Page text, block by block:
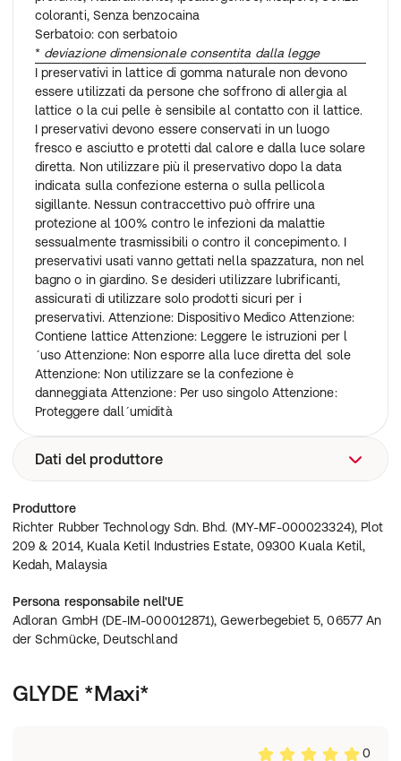
coloranti, Senza benzocaina
Serbatoio: con serbatoio
* deviazione dimensionale consentita dalla legge
I preservativi in ​​lattice di gomma naturale non devono
essere utilizzati da persone che soffrono di allergia al
lattice o la cui pelle è sensibile al contatto con il lattice.
I preservativi devono essere conservati in un luogo
fresco e asciutto e protetti dal calore e dalla luce solare
diretta. Non utilizzare più il preservativo dopo la data
indicata sulla confezione esterna o sulla pellicola
sigillante. Nessun contraccettivo può offrire una
protezione al 100% contro le infezioni da malattie
sessualmente trasmissibili o contro il concepimento. I
preservativi usati vanno gettati nella spazzatura, non nel
bagno o in giardino. Se desideri utilizzare lubrificanti,
assicurati di utilizzare solo prodotti sicuri per i
preservativi. Attenzione: Dispositivo Medico Attenzione:
Contiene lattice Attenzione: Leggere le istruzioni per l
´uso Attenzione: Non esporre alla luce diretta del sole
Attenzione: Non utilizzare se la confezione è
danneggiata Attenzione: Per uso singolo Attenzione:
Proteggere dall´umidità
Dati del produttore
Richter Rubber Technology Sdn. Bhd. (MY-MF-
000023324), Plot 209 & 2014, Kuala Ketil Industries
Estate, 09300 Kuala Ketil, Kedah, Malaysia
Produttore
Richter Rubber Technology Sdn. Bhd. (MY-MF-000023324), Plot
209 & 2014, Kuala Ketil Industries Estate, 09300 Kuala Ketil,
Kedah, Malaysia
Persona responsabile nell'UE
Adloran GmbH (DE-IM-000012871), Gewerbegebiet 5, 06577 An
der Schmücke, Deutschland
GLYDE *Maxi*
0